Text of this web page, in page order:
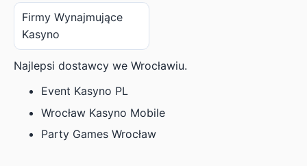
Firmy Wynajmujące
Kasyno
Najlepsi dostawcy we Wrocławiu.
Event Kasyno PL
Wrocław Kasyno Mobile
Party Games Wrocław